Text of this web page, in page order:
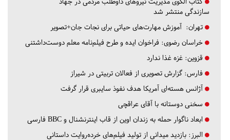
سازندگی منتشر شد
تهران: آموزش مهارت‌های حیاتی برای نجات جان+تصویر
خراسان رضوی: فراخوان ایده و طرح فیلم‌نامه معلم دوست‌داشتنی
قزوین: غزه غذا ندارد
فارس: گزارش تصویری از فعالان تربیتی در شیراز
آژانس هسته‌ای آمریکا هدف نفوذ سایبری قرار گرفت
سخنی دوستانه با آقای عراقچی
ابعاد ناگوار حمله به زندان اوین از قاب اینترنشنال و BBC فارسی
البرز: بازدید میدانی از تولید فیلم‌های خرده‌روایت داستانی